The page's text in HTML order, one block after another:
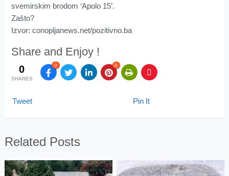
svemirskim brodom ‘Apolo 15’.
Zašto?
Izvor: conopljanews.net/pozitivno.ba
Share and Enjoy !
0
SHARES
0 0
Tweet Pin It
Related Posts